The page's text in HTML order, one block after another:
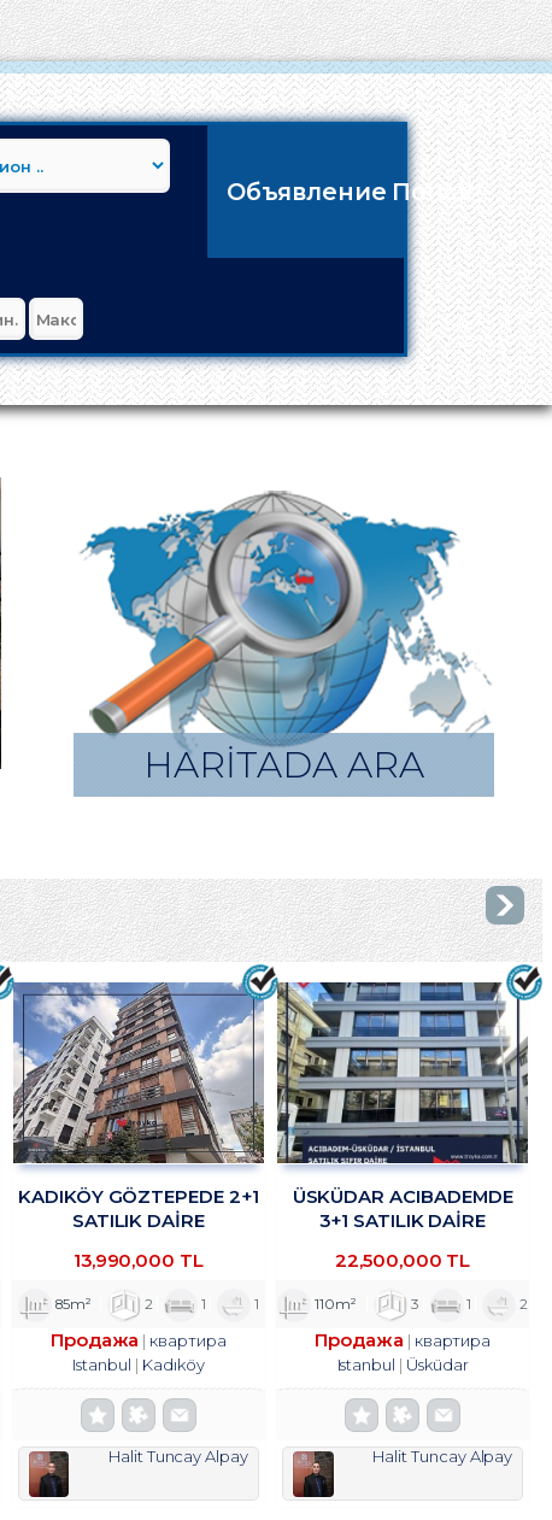
Объявление Поиск
HARİTADA ARA
KADIKÖY GÖZTEPEDE 2+1
SATILIK DAİRE
13,990,000 TL
85m² 2 1 1
Продажа
квартира
Istanbul
Kadıköy
Halit Tuncay Alpay
ÜSKÜDAR ACIBADEMDE
3+1 SATILIK DAİRE
22,500,000 TL
110m² 3 1 2
Продажа
квартира
Istanbul
Üsküdar
Halit Tuncay Alpay